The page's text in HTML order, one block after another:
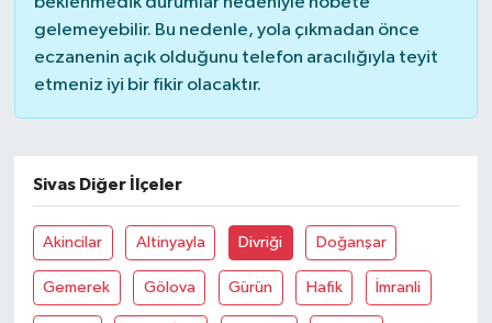
gelemeyebilir. Bu nedenle, yola çıkmadan önce
eczanenin açık olduğunu telefon aracılığıyla teyit
etmeniz iyi bir fikir olacaktır.
Sivas Diğer İlçeler
Akincilar Altinyayla Divriği Doğanşar
Gemerek Gölova Gürün Hafik İmranli